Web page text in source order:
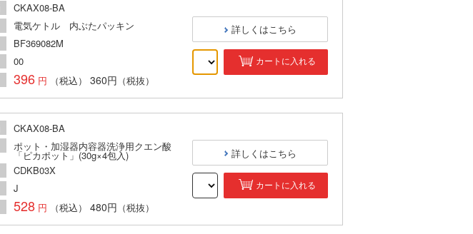
CKAX08-BA
電気ケトル 内ぶたパッキン
BF369082M
00
396 （税込） 360円 （税抜）
詳しくはこちら
カートに入れる
CKAX08-BA
ポット・加湿器内容器洗浄用クエン酸
「ピカポット」(30g×4包入)
CDKB03X
J
528 （税込） 480円 （税抜）
詳しくはこちら
カートに入れる